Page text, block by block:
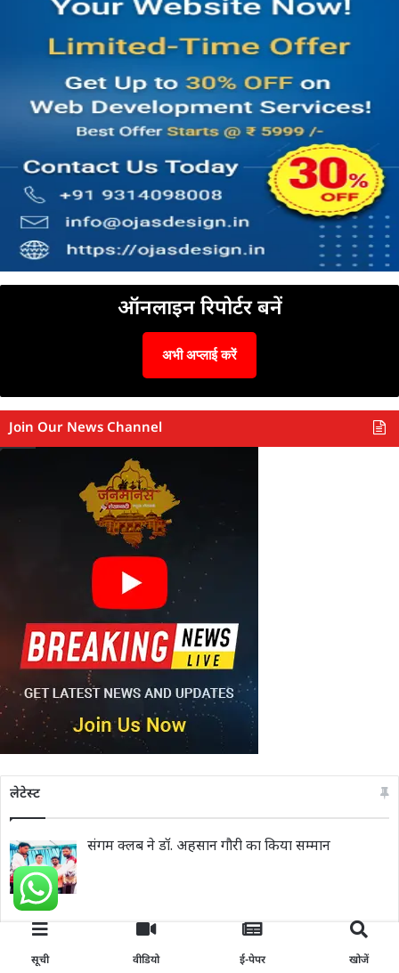
सूची वीडियो ई-पेपर खोजें
ऑनलाइन रिपोर्टर बनें
अभी अप्लाई करें
Join Our News Channel
लेटेस्ट
संगम क्लब ने डॉ. अहसान गौरी का किया सम्मान
भवन का उद्घाटन